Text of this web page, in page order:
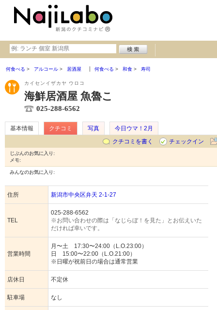
何食べる アルコール 居酒屋 何食べる 和食 寿司
カイセンイザカヤ ウロコ
海鮮居酒屋 魚魯こ
025-288-6562
基本情報 クチコミ 写真
今日ウマ！2月
クチコミを書く
チェックイン
じぶんのお気に入り:
メモ:
みんなのお気に入り:
住所 新潟市中央区弁天 2-1-27
TEL
025-288-6562
※お問い合わせの際は「なじらぼ！を見た」とお伝えいた
だければ幸いです。
営業時間
月〜土 17:30〜24:00（L.O.23:00）
日 15:00〜22:00（L.O.21:00）
※日曜が祝前日の場合は通常営業
店休日 不定休
駐車場 なし